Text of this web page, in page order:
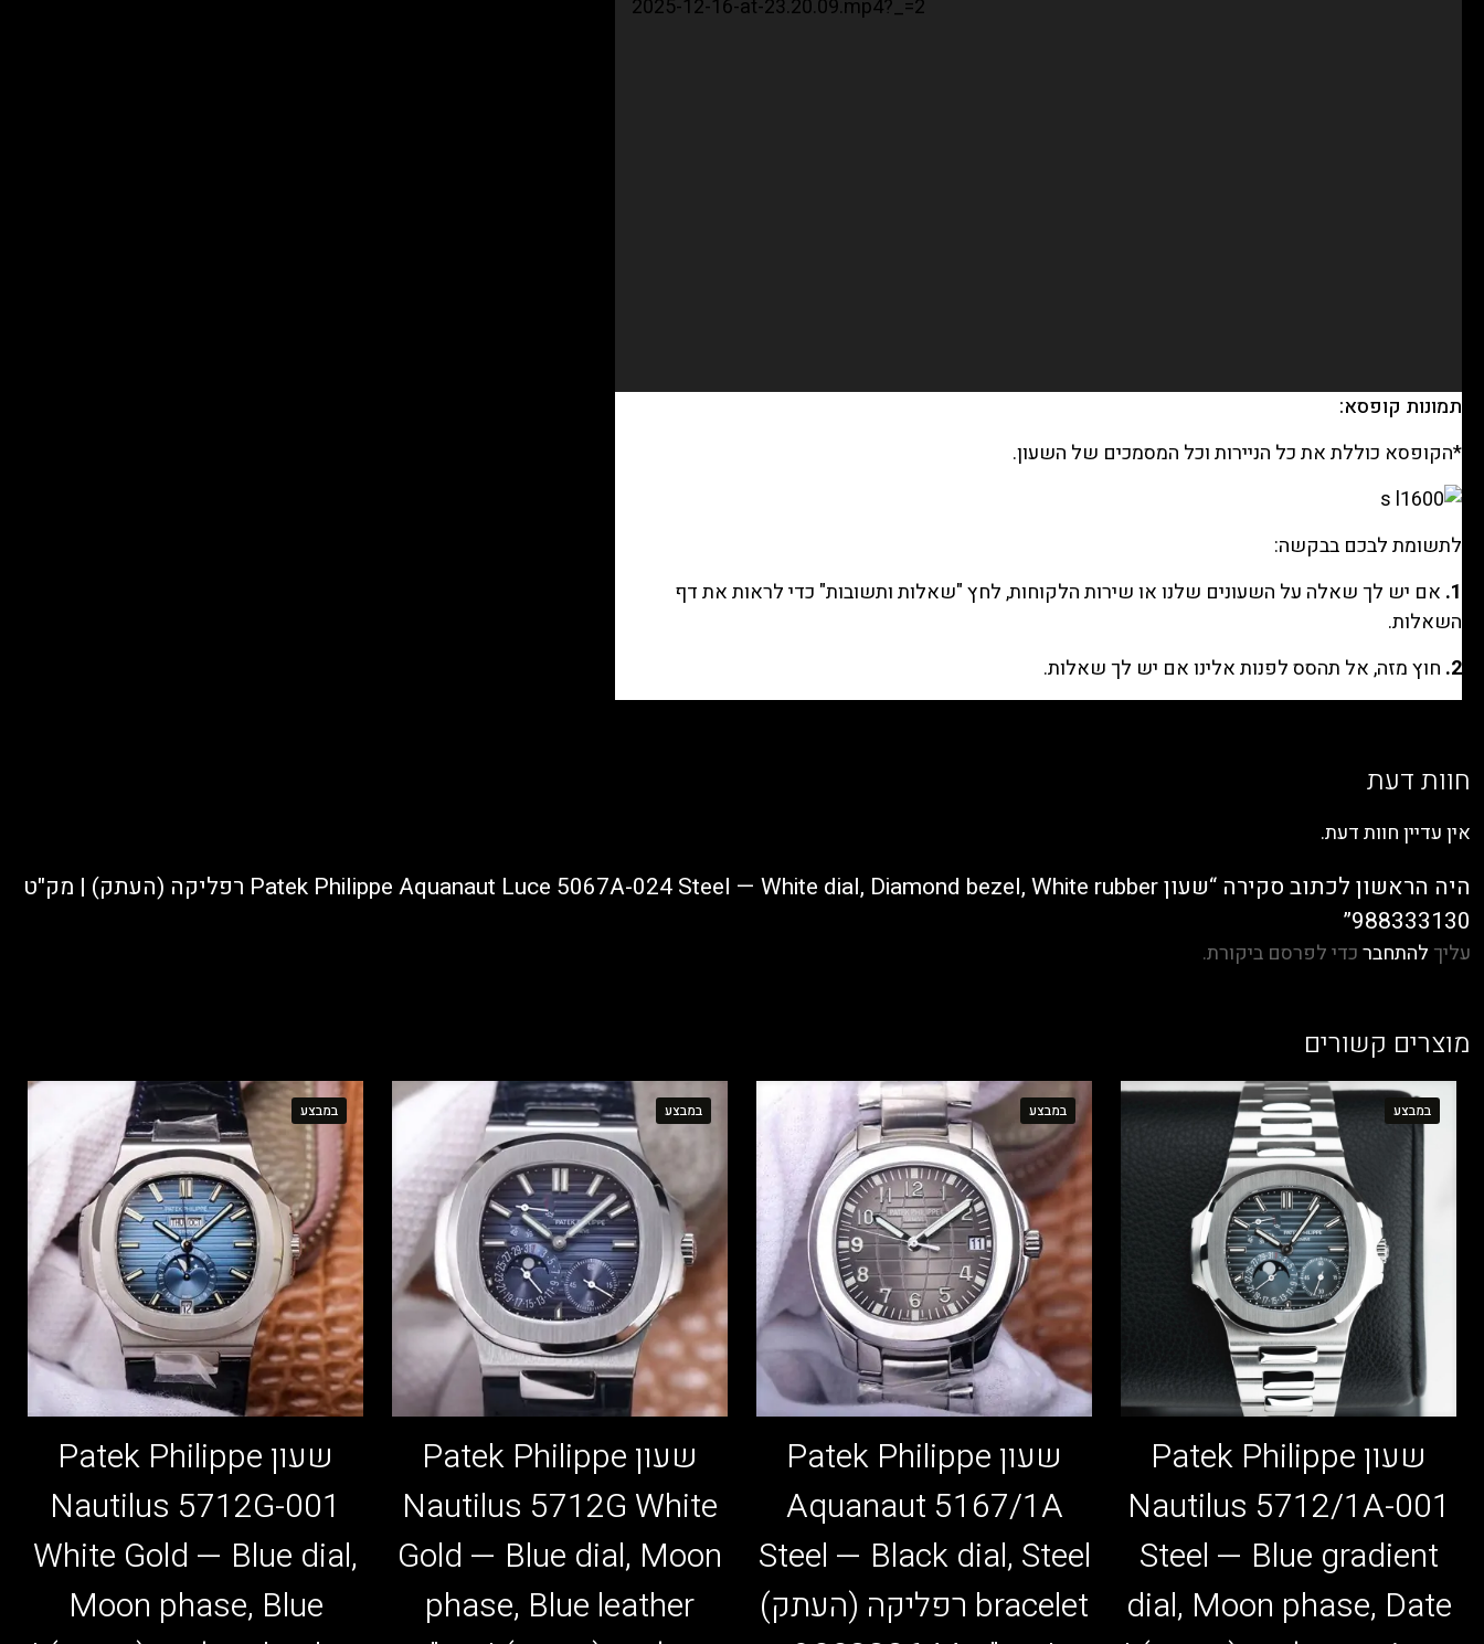
2025-12-16-at-23.20.09.mp4?_=2
תמונות קופסא:
*הקופסא כוללת את כל הניירות וכל המסמכים של השעון.
לתשומת לבכם בבקשה:
1. אם יש לך שאלה על השעונים שלנו או שירות הלקוחות, לחץ "שאלות ותשובות" כדי לראות את דף
השאלות.
2. חוץ מזה, אל תהסס לפנות אלינו אם יש לך שאלות.
חוות דעת
אין עדיין חוות דעת.
היה הראשון לכתוב סקירה “שעון Patek Philippe Aquanaut Luce 5067A-024 Steel — White dial, Diamond bezel, White rubber רפליקה (העתק) | מק"ט
988333130”
עליך להתחברכדי לפרסם ביקורת.
מוצרים קשורים
במבצע
שעון Patek Philippe
Nautilus 5712/1A-001
Steel — Blue gradient
dial, Moon phase, Date
במבצע
שעון Patek Philippe
Aquanaut 5167/1A
Steel — Black dial, Steel
bracelet רפליקה (העתק)
במבצע
שעון Patek Philippe
Nautilus 5712G White
Gold — Blue dial, Moon
phase, Blue leather
במבצע
שעון Patek Philippe
Nautilus 5712G-001
White Gold — Blue dial,
Moon phase, Blue